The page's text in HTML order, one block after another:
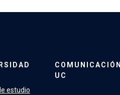
estudio
COMUNICACIÓN
UC